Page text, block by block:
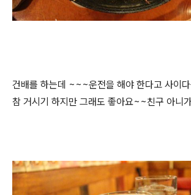
건배를 하는데 ~~~운전을 해야 한다고 사이
참 거시기 하지만 그래도 좋아요~~친구 아니